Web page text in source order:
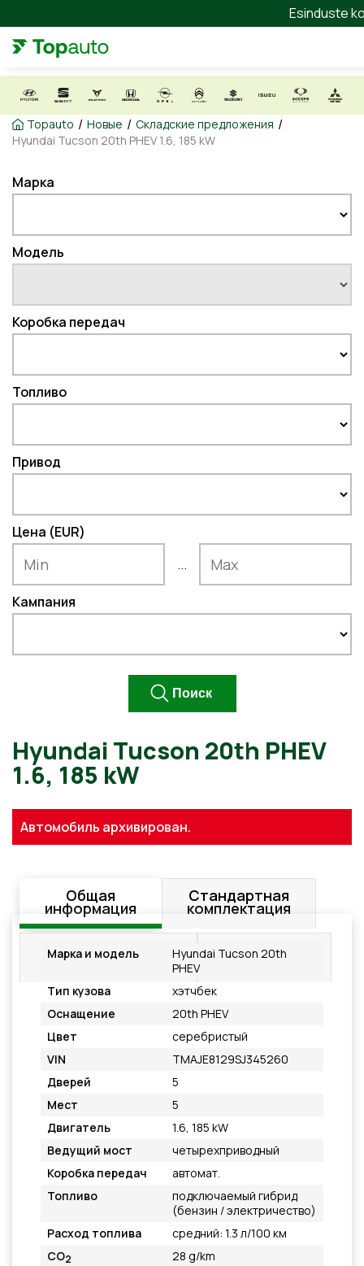
Esinduste
Topauto / Новые / Складские предложения /
Hyundai Tucson 20th PHEV 1.6, 185 kW
Марка
Модель
Коробка передач
Топливо
Привод
Цена (EUR)
...
Кампания
Hyundai Tucson 20th PHEV
Автомобиль архивирован.
Общая
информация
Стандартная
комплектация
Дополнительное
оснащение
Подробнее
Марка и модель
Hyundai Tucson 20th
PHEV
Тип кузова
хэтчбек
Оснащение
20th PHEV
Цвет
серебристый
VIN
TMAJE8129SJ345260
Дверей
5
Мест
5
Двигатель
1.6, 185 kW
Ведущий мост
четырехприводный
Коробка передач
автомат.
Топливо
подключаемый гибрид
(бензин / электричество)
Расход топлива
средний: 1.3 л/100 км
CO2
28 g/km